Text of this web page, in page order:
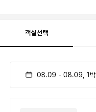
객실선택
08.09 - 08.09 1 박